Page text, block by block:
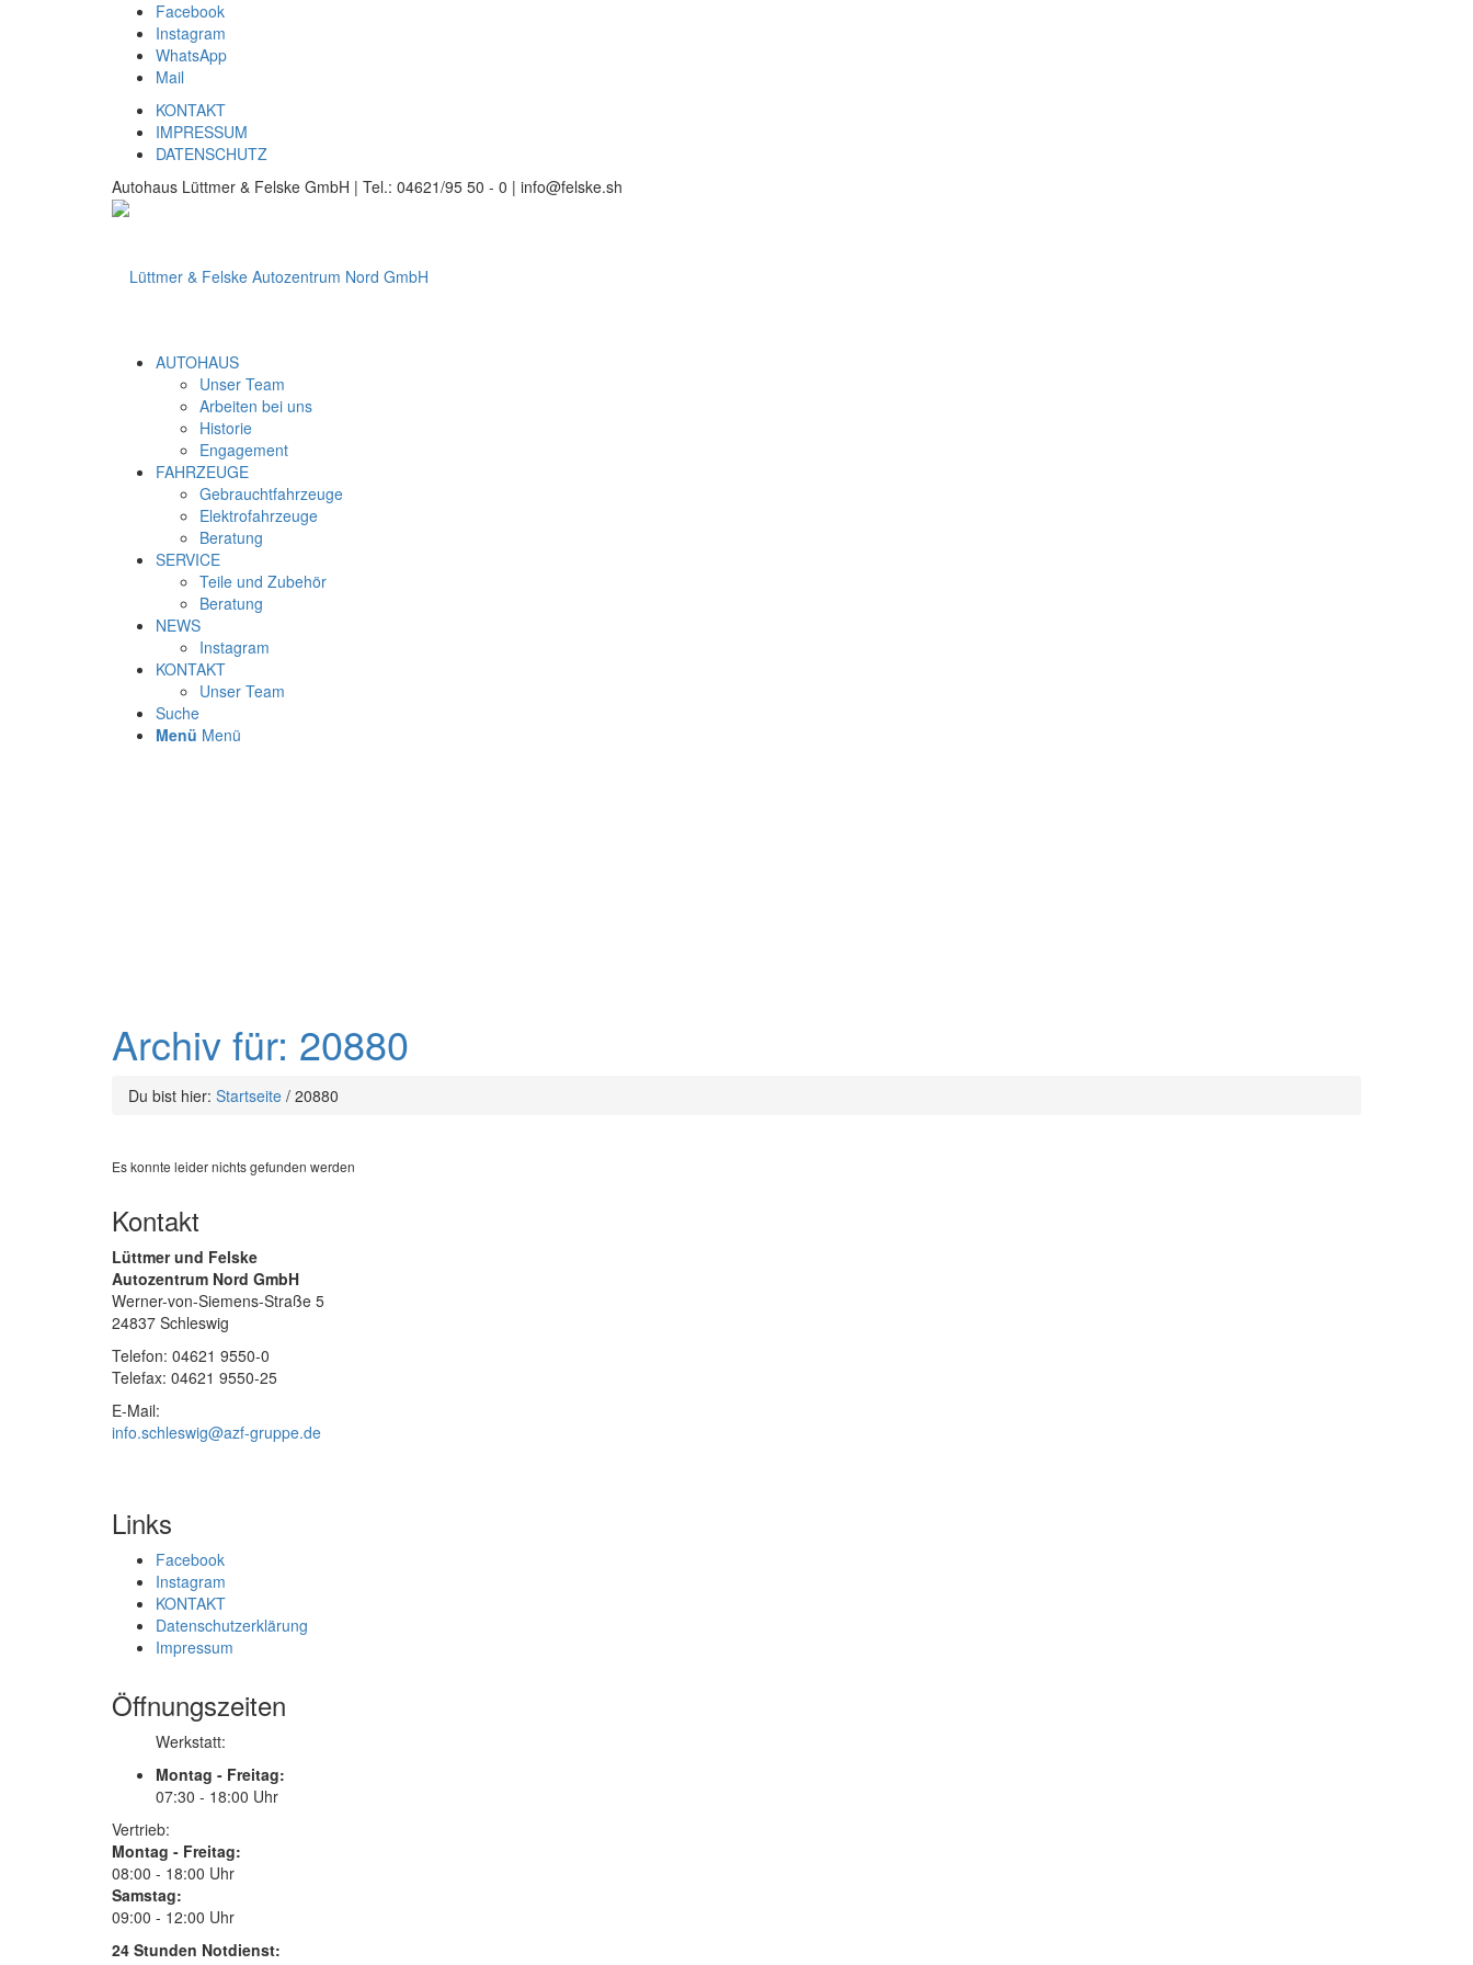
Facebook
Instagram
WhatsApp
Mail
KONTAKT
IMPRESSUM
DATENSCHUTZ
Autohaus Lüttmer & Felske GmbH | Tel.: 04621/95 50 - 0 | info@felske.sh
AUTOHAUS
Unser Team
Arbeiten bei uns
Historie
Engagement
FAHRZEUGE
Gebrauchtfahrzeuge
Elektrofahrzeuge
Beratung
SERVICE
Teile und Zubehör
Beratung
NEWS
Instagram
KONTAKT
Unser Team
Suche
Menü Menü
Archiv für: 20880
Du bist hier: Startseite / 20880
Es konnte leider nichts gefunden werden
Kontakt
Lüttmer und Felske
Autozentrum Nord GmbH
Werner-von-Siemens-Straße 5
24837 Schleswig
Telefon: 04621 9550-0
Telefax: 04621 9550-25
E-Mail:
info.schleswig@azf-gruppe.de
Links
Facebook
Instagram
KONTAKT
Datenschutzerklärung
Impressum
Öffnungszeiten
Werkstatt:
Montag - Freitag:
07:30 - 18:00 Uhr
Vertrieb:
Montag - Freitag:
08:00 - 18:00 Uhr
Samstag:
09:00 - 12:00 Uhr
24 Stunden Notdienst: